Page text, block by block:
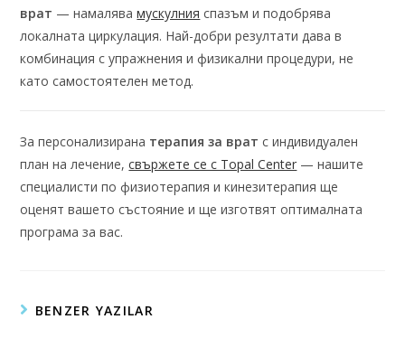
врат — намалявамускулния спазъм и подобрява
локалната циркулация. Най-добри резултати дава в
комбинация с упражнения и физикални процедури, не
като самостоятелен метод.
За персонализирана терапия за врат с индивидуален
план на лечение,свържете се с Topal Center — нашите
специалисти по физиотерапия и кинезитерапия ще
оценят вашето състояние и ще изготвят оптималната
програма за вас.
BENZER YAZILAR